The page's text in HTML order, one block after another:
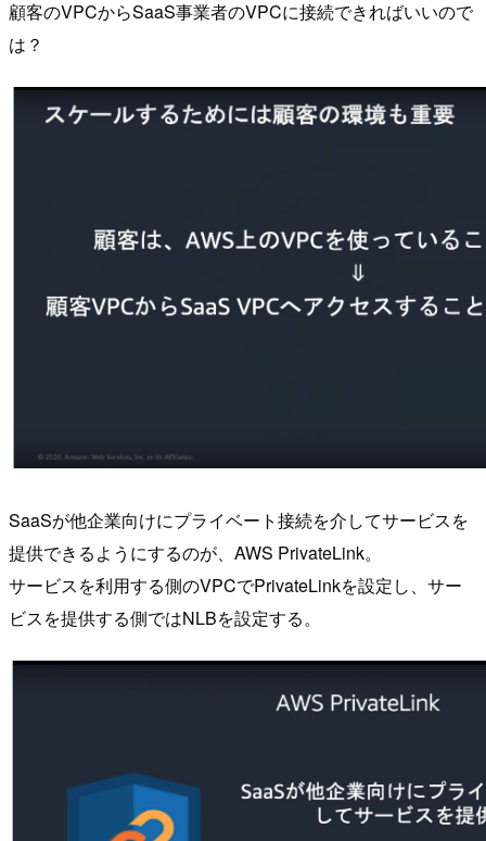
顧客のVPCからSaaS事業者のVPCに接続できればいいので
は？
SaaSが他企業向けにプライベート接続を介してサービスを
提供できるようにするのが、AWS PrivateLink。
サービスを利用する側のVPCでPrivateLinkを設定し、サー
ビスを提供する側ではNLBを設定する。